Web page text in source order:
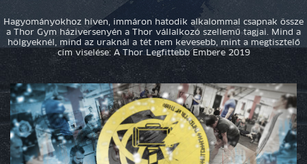
Hagyományokhoz híven, immáron hatodik alkalommal csapnak össze
a Thor Gym háziversenyén a Thor vállalkozó szellemű tagjai. Mind a
hölgyeknél, mind az uraknál a tét nem kevesebb, mint a megtisztelő
cím viselése: A Thor Legfittebb Embere 2019